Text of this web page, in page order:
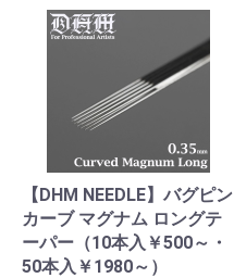
【DHM NEEDLE】バグピン
カーブ マグナム ロングテ
ーパー（10本入￥500～・
50本入￥1980～）